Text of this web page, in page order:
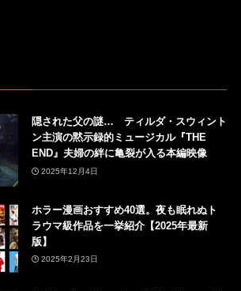
隠された父の謎… ティルダ・スウィント
ン主演の黙示録的ミュージカル『THE
END』夫婦の絆に亀裂が入る本編映像
2025年12月4日
ホラー漫画おすすめ40選。夜も眠れぬト
ラウマ級作品を一挙紹介【2025年最新
版】
2025年2月23日